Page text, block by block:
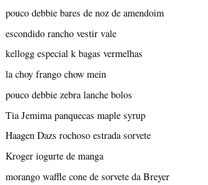
pouco debbie bares de noz de amendoim
escondido rancho vestir vale
kellogg especial k bagas vermelhas
la choy frango chow mein
pouco debbie zebra lanche bolos
Tia Jemima panquecas maple syrup
Haagen Dazs rochoso estrada sorvete
Kroger iogurte de manga
morango waffle cone de sorvete da Breyer